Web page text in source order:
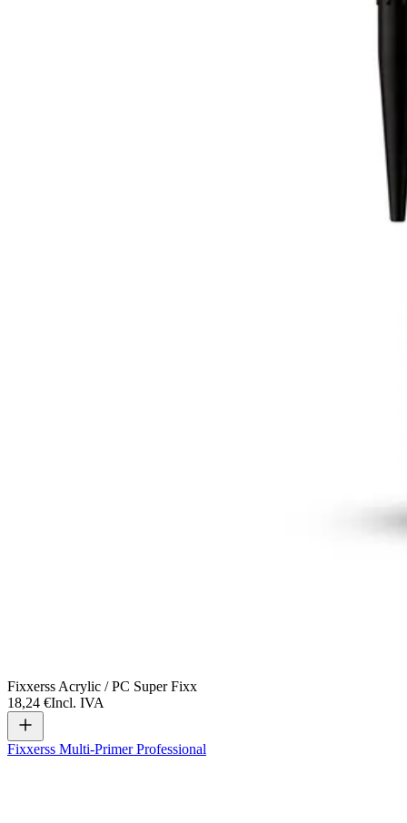
Fixxerss Acrylic / PC Super Fixx
18,24 €Incl. IVA
Fixxerss Multi-Primer Professional